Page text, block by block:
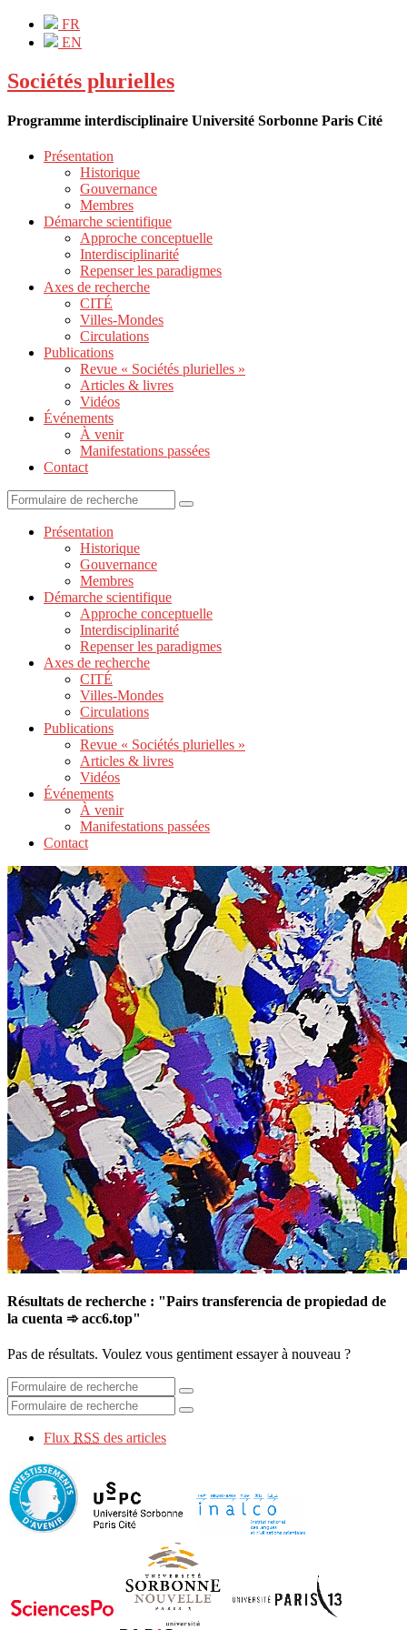
FR
EN
Sociétés plurielles
Programme interdisciplinaire Université Sorbonne Paris Cité
Présentation
Historique
Gouvernance
Membres
Démarche scientifique
Approche conceptuelle
Interdisciplinarité
Repenser les paradigmes
Axes de recherche
CITÉ
Villes-Mondes
Circulations
Publications
Revue « Sociétés plurielles »
Articles & livres
Vidéos
Événements
À venir
Manifestations passées
Contact
Présentation
Historique
Gouvernance
Membres
Démarche scientifique
Approche conceptuelle
Interdisciplinarité
Repenser les paradigmes
Axes de recherche
CITÉ
Villes-Mondes
Circulations
Publications
Revue « Sociétés plurielles »
Articles & livres
Vidéos
Événements
À venir
Manifestations passées
Contact
Résultats de recherche : "Pairs transferencia de propiedad de
la cuenta ➾ acc6.top"
Pas de résultats. Voulez vous gentiment essayer à nouveau ?
Flux RSS des articles